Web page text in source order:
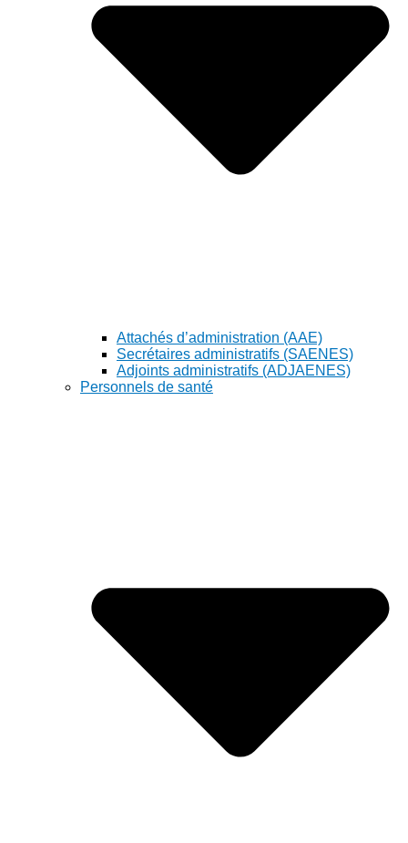
Attachés d’administration (AAE)
Secrétaires administratifs (SAENES)
Adjoints administratifs (ADJAENES)
Personnels de santé